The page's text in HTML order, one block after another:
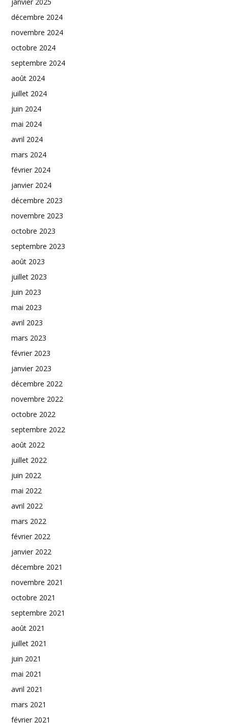
décembre 2024
novembre 2024
octobre 2024
septembre 2024
août 2024
juillet 2024
juin 2024
mai 2024
avril 2024
mars 2024
février 2024
janvier 2024
décembre 2023
novembre 2023
octobre 2023
septembre 2023
août 2023
juillet 2023
juin 2023
mai 2023
avril 2023
mars 2023
février 2023
janvier 2023
décembre 2022
novembre 2022
octobre 2022
septembre 2022
août 2022
juillet 2022
juin 2022
mai 2022
avril 2022
mars 2022
février 2022
janvier 2022
décembre 2021
novembre 2021
octobre 2021
septembre 2021
août 2021
juillet 2021
juin 2021
mai 2021
avril 2021
mars 2021
février 2021